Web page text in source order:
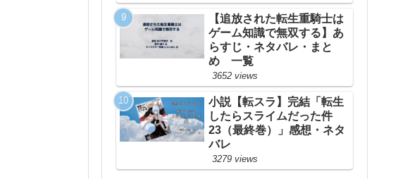
【追放された転生重騎士は
ゲーム知識で無双する】あ
らすじ・ネタバレ・まと
め 一覧
3652 views
小説【転スラ】完結「転生
したらスライムだった件
23（最終巻）」感想・ネタ
バレ
3279 views